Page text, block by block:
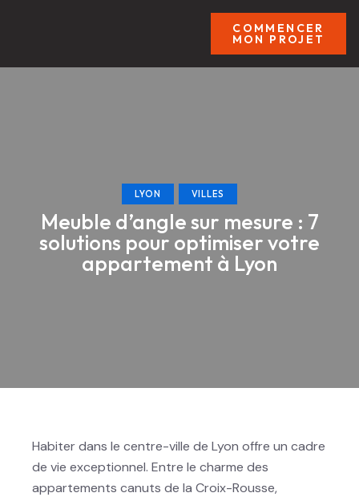
COMMENCER
MON PROJET
LYON VILLES
Meuble d’angle sur mesure : 7
solutions pour optimiser votre
appartement à Lyon
Habiter dans le centre-ville de Lyon offre un cadre
de vie exceptionnel. Entre le charme des
appartements canuts de la Croix-Rousse,